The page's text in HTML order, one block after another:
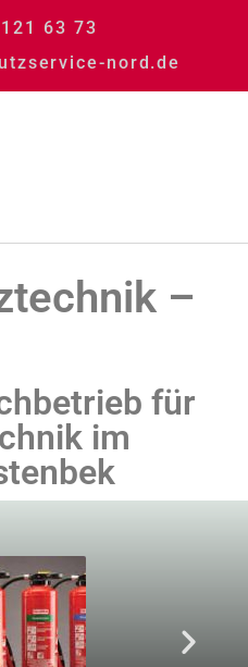
63 73
nord.de
–
für
im